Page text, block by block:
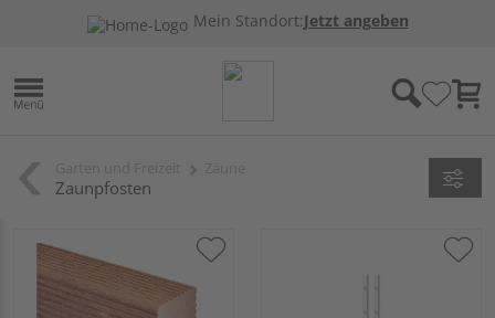
Mein Standort:Jetzt angeben
Zaunpfosten